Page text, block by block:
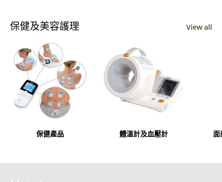
保健及美容護理 View all
保健產品 體溫計及血壓計 面